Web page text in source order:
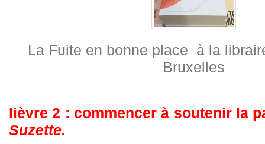
La Fuite en bonne place à la
Bruxelles
lièvre 2 : commencer à soutenir la
Suzette.